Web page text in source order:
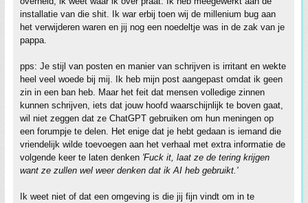
installatie van die shit. Ik war erbij toen wij de millenium bug aan
het verwijderen waren en jij nog een noedeltje was in de zak van je
pappa.
pps: Je stijl van posten en manier van schrijven is irritant en wekte
heel veel woede bij mij. Ik heb mijn post aangepast omdat ik geen
zin in een ban heb. Maar het feit dat mensen volledige zinnen
kunnen schrijven, iets dat jouw hoofd waarschijnlijk te boven gaat,
wil niet zeggen dat ze ChatGPT gebruiken om hun meningen op
een forumpje te delen. Het enige dat je hebt gedaan is iemand die
vriendelijk wilde toevoegen aan het verhaal met extra informatie de
volgende keer te laten denken 'Fuck it, laat ze de tering krijgen
want ze zullen wel weer denken dat ik AI heb gebruikt.'
Ik weet niet of dat een omgeving is die jij fijn vindt om in te